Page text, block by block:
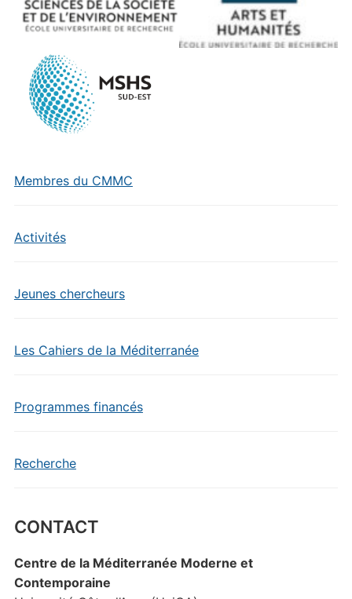
Membres du CMMC
Activités
Jeunes chercheurs
Les Cahiers de la Méditerranée
Programmes financés
Recherche
CONTACT
Centre de la Méditerranée Moderne et
Contemporaine